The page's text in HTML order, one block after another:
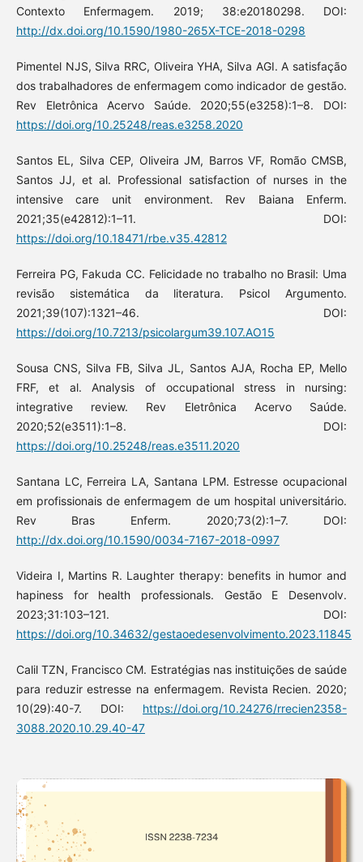
Contexto Enfermagem. 2019; 38:e20180298. DOI:
http://dx.doi.org/10.1590/1980-265X-TCE-2018-0298
Pimentel NJS, Silva RRC, Oliveira YHA, Silva AGI. A satisfação
dos trabalhadores de enfermagem como indicador de gestão.
Rev Eletrônica Acervo Saúde. 2020;55(e3258):1–8. DOI:
https://doi.org/10.25248/reas.e3258.2020
Santos EL, Silva CEP, Oliveira JM, Barros VF, Romão CMSB,
Santos JJ, et al. Professional satisfaction of nurses in the
intensive care unit environment. Rev Baiana Enferm.
2021;35(e42812):1–11. DOI:
https://doi.org/10.18471/rbe.v35.42812
Ferreira PG, Fakuda CC. Felicidade no trabalho no Brasil: Uma
revisão sistemática da literatura. Psicol Argumento.
2021;39(107):1321–46. DOI:
https://doi.org/10.7213/psicolargum39.107.AO15
Sousa CNS, Silva FB, Silva JL, Santos AJA, Rocha EP, Mello
FRF, et al. Analysis of occupational stress in nursing:
integrative review. Rev Eletrônica Acervo Saúde.
2020;52(e3511):1–8. DOI:
https://doi.org/10.25248/reas.e3511.2020
Santana LC, Ferreira LA, Santana LPM. Estresse ocupacional
em profissionais de enfermagem de um hospital universitário.
Rev Bras Enferm. 2020;73(2):1–7. DOI:
http://dx.doi.org/10.1590/0034-7167-2018-0997
Videira I, Martins R. Laughter therapy: benefits in humor and
hapiness for health professionals. Gestão E Desenvolv.
2023;31:103–121. DOI:
https://doi.org/10.34632/gestaoedesenvolvimento.2023.11845
Calil TZN, Francisco CM. Estratégias nas instituições de saúde
para reduzir estresse na enfermagem. Revista Recien. 2020;
10(29):40-7. DOI: https://doi.org/10.24276/rrecien2358-
3088.2020.10.29.40-47